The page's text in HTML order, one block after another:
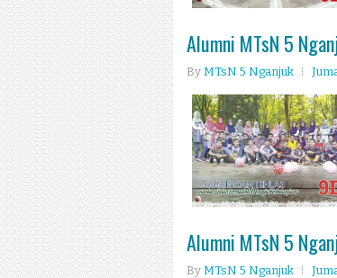
Alumni MTsN 5
By MTsN 5 Nganjuk
Alumni MTsN 5
By MTsN 5 Nganjuk